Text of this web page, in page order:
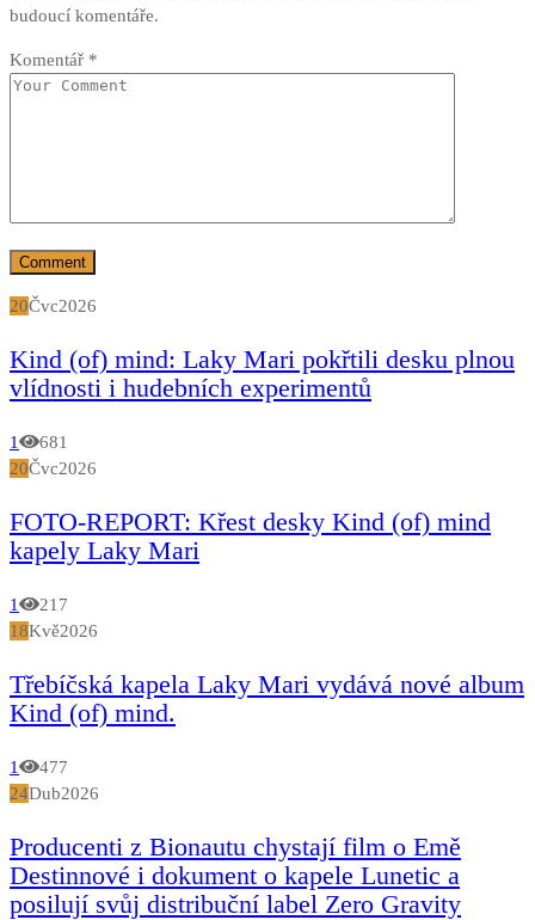
budoucí komentáře.
Komentář *
20Čvc2026
Kind (of) mind: Laky Mari pokřtili desku plnou
vlídnosti i hudebních experimentů
1
681
20Čvc2026
FOTO-REPORT: Křest desky Kind (of) mind
kapely Laky Mari
1
217
18Kvě2026
Třebíčská kapela Laky Mari vydává nové album
Kind (of) mind.
1
477
24Dub2026
Producenti z Bionautu chystají film o Emě
Destinnové i dokument o kapele Lunetic a
posilují svůj distribuční label Zero Gravity